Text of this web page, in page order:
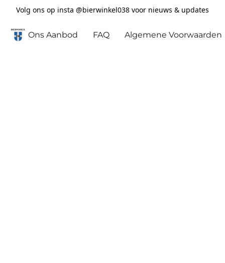
Volg ons op insta @bierwinkel038 voor nieuws & updates
Ons Aanbod FAQ Algemene Voorwaarden